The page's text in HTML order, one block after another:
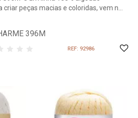
peças macias e coloridas, vem no
396M
REF: 92986